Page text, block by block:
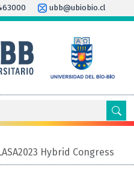
ubb@ubiobio.cl
Hybrid Congress